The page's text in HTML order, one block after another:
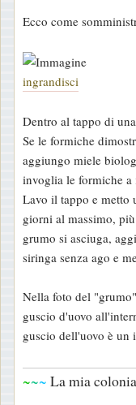
s
a
g
i
o
Ecco come
ingrandisci
Dentro al tappo di
Se le formiche
aggiungo miele
invoglia le formiche a
Lavo il tappo e metto
giorni al massimo,
grumo si asciuga,
siringa senza ago e
Nella foto del
guscio d'uovo
guscio dell'uovo è un
~~~ La mia